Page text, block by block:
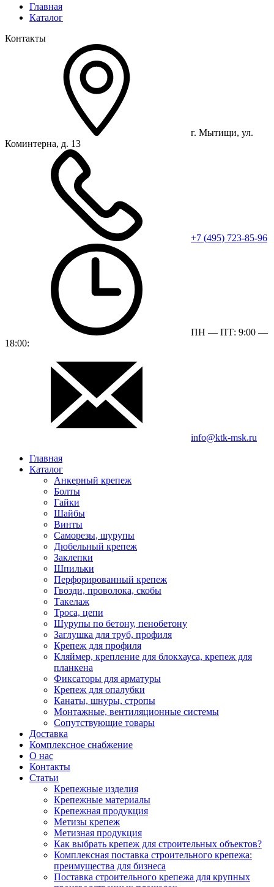
Главная
Каталог
Контакты
г. Мытищи, ул.
Коминтерна, д. 13
+7 (495) 723-85-96
ПН — ПТ: 9:00 —
18:00:
info@ktk-msk.ru
Главная
Каталог
Анкерный крепеж
Болты
Гайки
Шайбы
Винты
Саморезы, шурупы
Дюбельный крепеж
Заклепки
Шпильки
Перфорированный крепеж
Гвозди, проволока, скобы
Такелаж
Троса, цепи
Шурупы по бетону, пенобетону
Заглушка для труб, профиля
Крепеж для профиля
Кляймер, крепление для блокхауса, крепеж для
планкена
Фиксаторы для арматуры
Крепеж для опалубки
Канаты, шнуры, стропы
Монтажные, вентиляционные системы
Сопутствующие товары
Доставка
Комплексное снабжение
О нас
Контакты
Статьи
Крепежные изделия
Крепежные материалы
Крепежная продукция
Метизы крепеж
Метизная продукция
Как выбрать крепеж для строительных объектов?
Комплексная поставка строительного крепежа:
преимущества для бизнеса
Поставка строительного крепежа для крупных